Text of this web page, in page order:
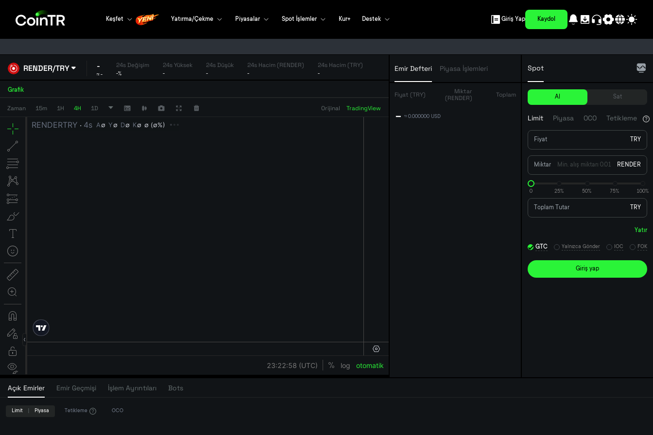
Keşfet Yatırma/Çekme Piyasalar Spot İşlemler Kur+ Destek Giriş Yap Kaydol
RENDER/TRY -
≈-
24s Değişim
-%
24s Yüksek
-
24s Düşük
-
24s Hacim (RENDER)
-
24s Hacim (TRY)
-
Grafik
Zaman 15m 1H 4H 1D Orijinal TradingView
Emir Defteri Piyasa İşlemleri
Fiyat (TRY)
Miktar
(RENDER)
Toplam
-- ≈ 0.000000 USD
Spot
Al Sat
Limit Piyasa OCO Tetikleme
Fiyat TRY
Miktar RENDER
0 25% 50% 75% 100%
Toplam Tutar TRY
Yatır
GTC Yalnızca Gönder IOC FOK
Giriş yap
Açık Emirler Emir Geçmişi İşlem Ayrıntıları Bots
Limit Piyasa Tetikleme OCO